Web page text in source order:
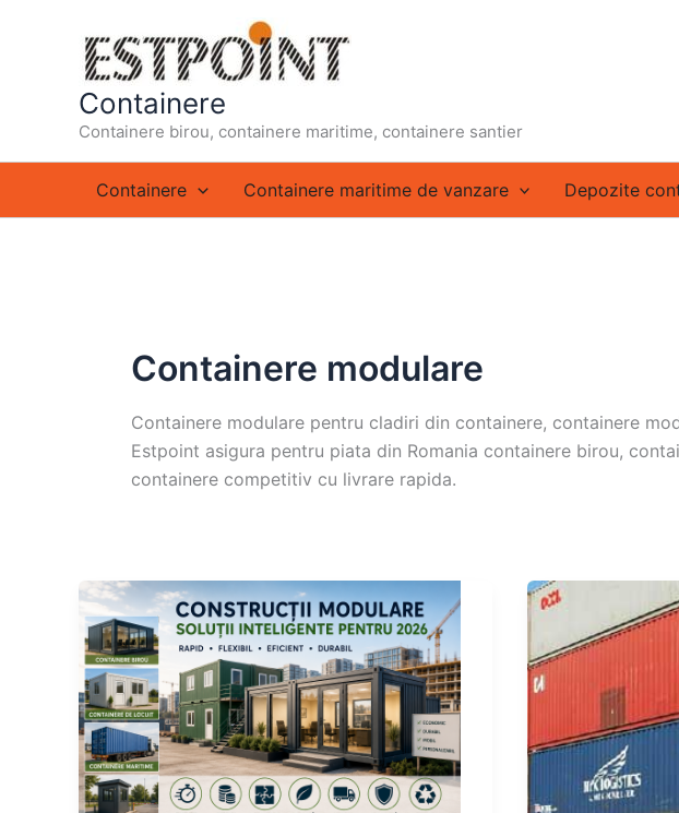
Containere
Containere birou, containere maritime, containere santier
Containere Containere maritime de vanzare Depozite
Containere modulare
Containere modulare pentru cladiri din containere, containere
Estpoint asigura pentru piata din Romania containere birou,
containere competitiv cu livrare rapida.